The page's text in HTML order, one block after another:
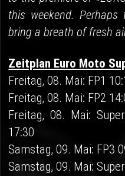
this weekend. Perhaps
bring a breath of fresh
Zeitplan Euro Moto
Freitag, 08. Mai: FP1
Freitag, 08. Mai: FP2
Freitag, 08. Mai:
17:30
Samstag, 09. Mai: FP3
Samstag, 09. Mai: